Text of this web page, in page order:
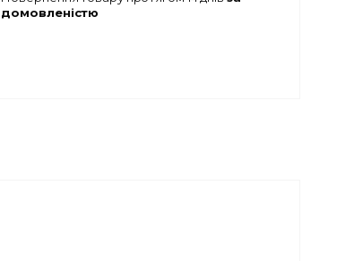
домовленістю